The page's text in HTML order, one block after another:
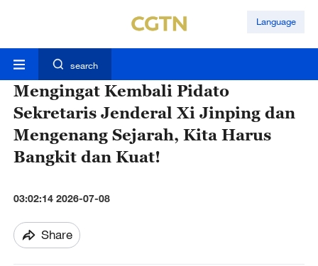
Language
search
Mengingat Kembali Pidato
Sekretaris Jenderal Xi Jinping dan
Mengenang Sejarah, Kita Harus
Bangkit dan Kuat!
03:02:14 2026-07-08
Share